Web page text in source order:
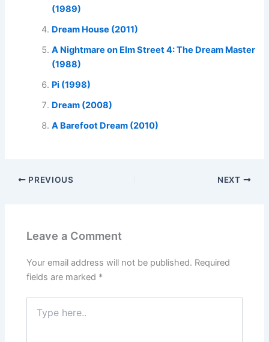
(1989)
Dream House (2011)
A Nightmare on Elm Street 4: The Dream Master
(1988)
Pi (1998)
Dream (2008)
A Barefoot Dream (2010)
PREVIOUS NEXT
Leave a Comment
Your email address will not be published. Required
fields are marked *
here..